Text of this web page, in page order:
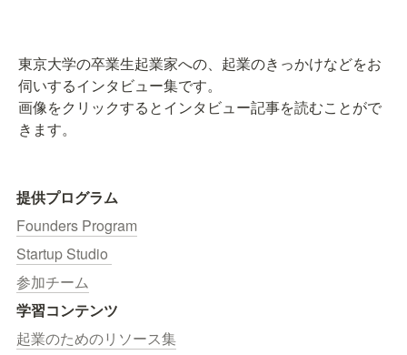
東京大学の卒業生起業家への、起業のきっかけなどをお
伺いするインタビュー集です。
画像をクリックするとインタビュー記事を読むことがで
きます。
提供プログラム
Founders Program
Startup Studio
参加チーム
学習コンテンツ
起業のためのリソース集